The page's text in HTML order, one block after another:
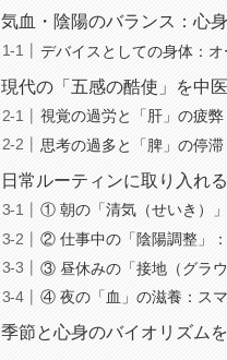
気血・陰陽のバランス：心
デバイスとしての身体：
現代の「五感の酷使」を中
視覚の過労と「肝」の疲弊
思考の過多と「脾」の停滞
日常ルーティンに取り入れ
① 朝の「清気（せいき）
② 仕事中の「陰陽調整」
③ 昼休みの「接地（グラ
④ 夜の「血」の滋養：ス
季節と心身のバイオリズム